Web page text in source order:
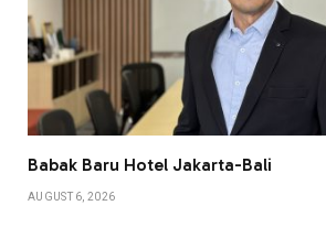
Babak Baru Hotel Jakarta-Bali
AUGUST 6, 2026